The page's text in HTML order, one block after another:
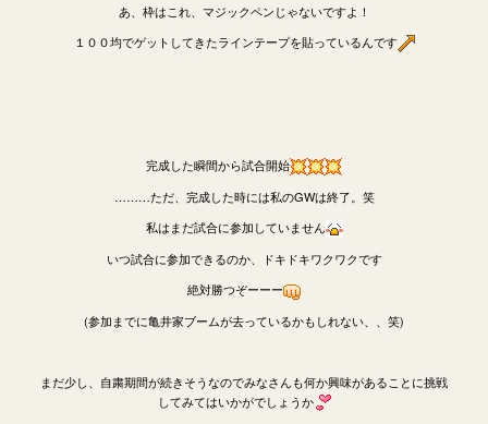
あ、枠はこれ、マジックペンじゃないですよ！
１００均でゲットしてきたラインテープを貼っているんです
完成した瞬間から試合開始
………ただ、完成した時には私のGWは終了。笑
私はまだ試合に参加していません
いつ試合に参加できるのか、ドキドキワクワクです
絶対勝つぞーーー
(参加までに亀井家ブームが去っているかもしれない、、笑)
まだ少し、自粛期間が続きそうなのでみなさんも何か興味があることに挑戦
してみてはいかがでしょうか